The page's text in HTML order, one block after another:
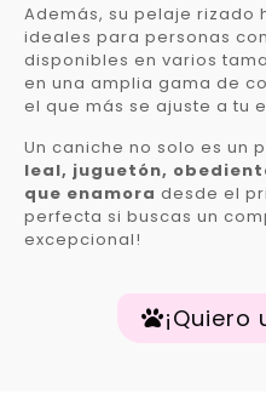
Además, su pelaje rizado
ideales para personas
disponibles en varios
en una amplia gama de
el que más se ajuste a tu
Un caniche no solo es un
leal, juguetón,
que enamora desde el
perfecta si buscas un
excepcional!
¡Quiero